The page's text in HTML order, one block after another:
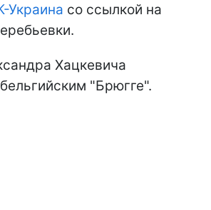
Украина со ссылкой на
Хацкевича
"Брюгге".